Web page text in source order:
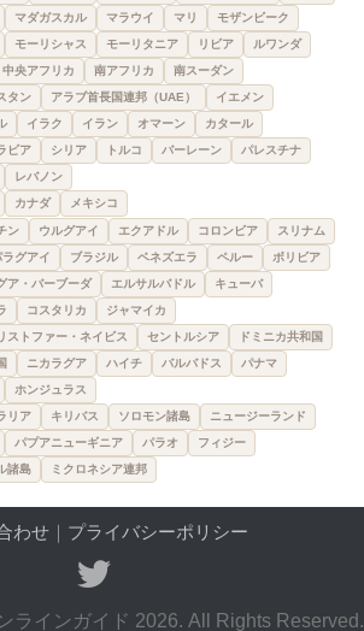
マダガスカル マラウイ マリ
モザンビーク
モーリシャス モーリタニア リビア
ルワンダ
中央アフリカ 南アフリカ 南スーダン
タン アラブ首長国連邦（UAE）
イエメン
イラク イラン オマーン
カタール
ビア
シリア トルコ バーレーン
パレスチナ
レバノン
カナダ メキシコ
ン ウルグアイ エクアドル コロンビア
スリナム
ラグアイ ブラジル ベネズエラ ペルー ボリビア
ア・バーブーダ エルサルバドル
キューバ
コスタリカ
ジャマイカ
ストファー・ネイビス
セントルシア
ドミニカ共和国
ニカラグア ハイチ バルバドス
パナマ
ホンジュラス
リア キリバス ソロモン諸島
ニュージーランド
パプアニューギニア パラオ
フィジー
諸島
ミクロネシア連邦
わせ｜ プライバシーポリシー
ラインガイド 2026. All Rights Reserved.